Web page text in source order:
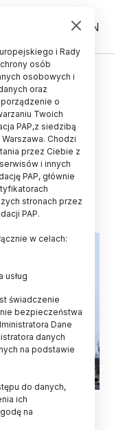
PL EN
Polskiej
i Rady
osób
osobowych i
oraz
o
Twoich
PAP,z siedzibą
Chodzi
przez Ciebie z
i innych
PAP, głównie
stronach przez
PAP.
w celach:
usług
świadczenie
bezpieczeństwa
Dane
danych
na podstawie
do danych,
ich
na